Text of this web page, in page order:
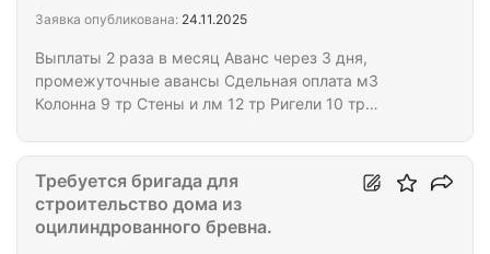
Выплаты 2 раза в месяц Аванс через 3 дня,
промежуточные авансы Сдельная оплата м3
Колонна 9 тр Стены и лм 12 тр Ригели 10 тр
Заявка опубликована: 24.11.2025
Требуется бригада для
строительство дома из
оцилиндрованного бревна.